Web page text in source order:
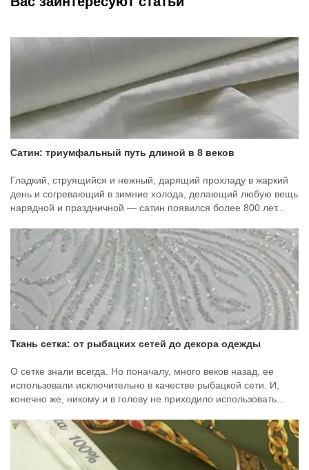
Сатин: триумфальный путь длиной в 8 веков
Гладкий, струящийся и нежный, дарящий прохладу в жаркий
день и согревающий в зимние холода, делающий любую вещь
нарядной и праздничной — сатин появился более 800 лет...
Ткань сетка: от рыбацких сетей до декора одежды
О сетке знали всегда. Но поначалу, много веков назад, ее
использовали исключительно в качестве рыбацкой сети. И,
конечно же, никому и в голову не приходило использовать...